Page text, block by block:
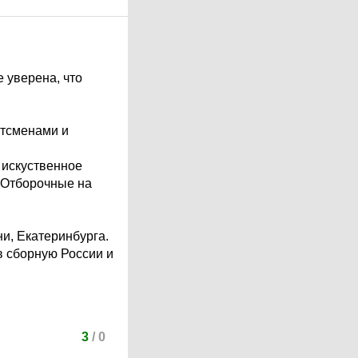
уверена, что
и
на
Екатеринбурга.
сборную России и
3/ 0